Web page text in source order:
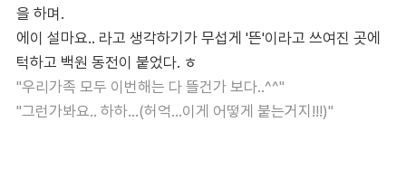
을 하며.
에이 설마요.. 라고 생각하기가 무섭게 '뜬'이라고 쓰여진 곳에
턱하고 백원 동전이 붙었다. ㅎ
"우리가족 모두 이번해는 다 뜰건가 보다..^^"
"그런가봐요.. 하하...(허억...이게 어떻게 붙는거지!!!)"